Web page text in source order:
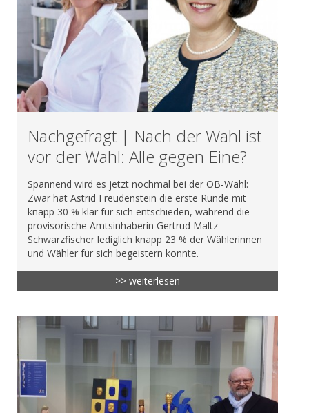
Nachgefragt | Nach der Wahl ist
vor der Wahl: Alle gegen Eine?
Spannend wird es jetzt nochmal bei der OB-Wahl:
Zwar hat Astrid Freudenstein die erste Runde mit
knapp 30 % klar für sich entschieden, während die
provisorische Amtsinhaberin Gertrud Maltz-
Schwarzfischer lediglich knapp 23 % der Wählerinnen
und Wähler für sich begeistern konnte.
>> weiterlesen